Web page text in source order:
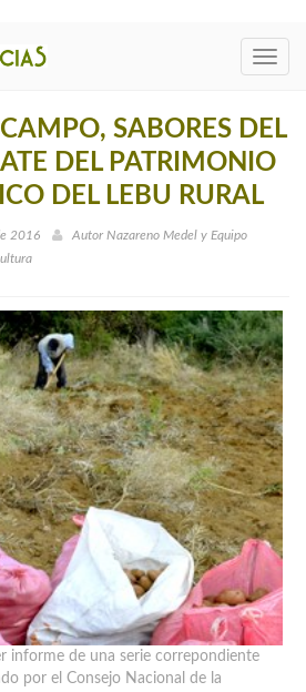
SABORES DEL
DEL PATRIMONIO
DEL LEBU RURAL
2016 Autor Nazareno Medel y Equipo
informe de una serie correpondiente
por el Consejo Nacional de la